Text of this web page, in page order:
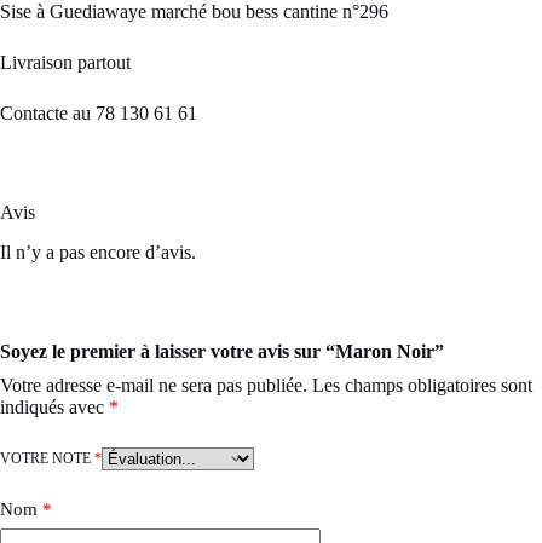
Sise à Guediawaye marché bou bess cantine n°296
Livraison partout
Contacte au 78 130 61 61
Avis
Il n’y a pas encore d’avis.
Soyez le premier à laisser votre avis sur “Maron Noir”
Votre adresse e-mail ne sera pas publiée. Les champs obligatoires sont
indiqués avec *
VOTRE NOTE *
Nom *